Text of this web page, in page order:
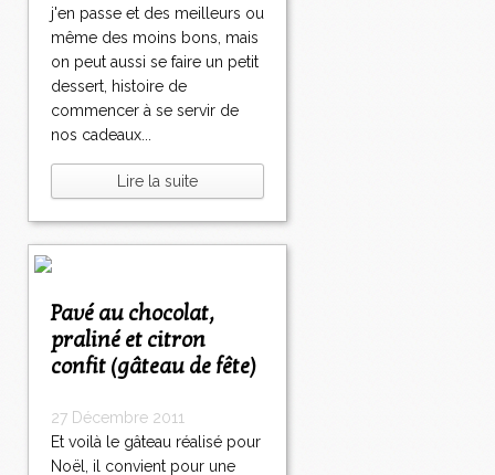
j'en passe et des meilleurs ou
même des moins bons, mais
on peut aussi se faire un petit
dessert, histoire de
commencer à se servir de
nos cadeaux...
Lire la suite
Pavé au chocolat,
praliné et citron
confit (gâteau de fête)
27 Décembre 2011
Et voilà le gâteau réalisé pour
Noël, il convient pour une